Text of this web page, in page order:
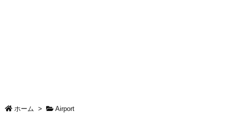
ホーム > Airport